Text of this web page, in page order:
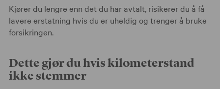
Kjører du lengre enn det du har avtalt, risikerer du å få
lavere erstatning hvis du er uheldig og trenger å bruke
forsikringen.
Dette gjør du hvis kilometerstand
ikke stemmer